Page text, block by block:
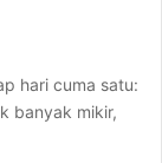
hari cuma satu:
banyak mikir,